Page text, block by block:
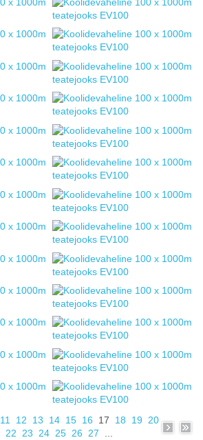
11 12 13 14 15 16 17 18 19
20
22 23 24 25 26 27